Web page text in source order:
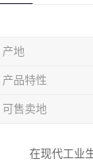
产地
产品特性
可售卖地
在现代工业